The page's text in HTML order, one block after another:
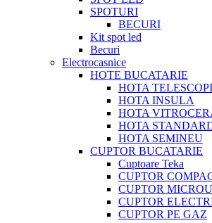
SPOTURI
BECURI
Kit spot led
Becuri
Electrocasnice
HOTE BUCATARIE
HOTA
HOTA INSULA
HOTA
HOTA
HOTA SEMINEU
CUPTOR BUCATARIE
Cuptoare Teka
CUPTOR
CUPTOR
CUPTOR
CUPTOR PE GAZ